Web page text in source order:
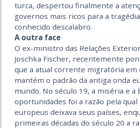
turca, despertou finalmente a
governos mais ricos para a
conhecido descalabro.
A outra face
O ex-ministro das Relações
Joschka Fischer, recentemente
que a atual corrente migratória em
mantém o padrão da antiga onda
mundo. No século 19, a miséria e a
oportunidades foi a razão pela qual
europeus deixava seus países,
primeiras décadas do século 20 a